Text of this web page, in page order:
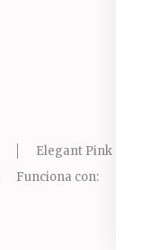
Elegant Pink
Funciona con: